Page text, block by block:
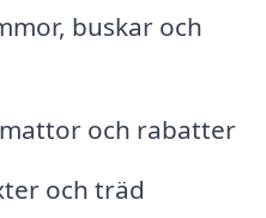
buskar och
och rabatter
och träd